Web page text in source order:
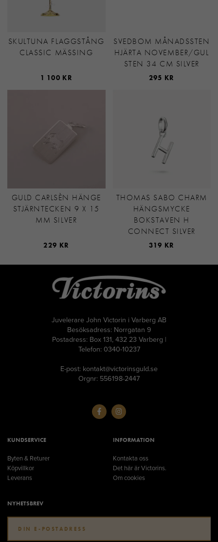
SKULTUNA FLAGGSTÅNG
CLASSIC MÄSSING
1 100 KR
SVEDBOM MÅNADSSTEN
HJÄRTA NOVEMBER/GUL
STEN 34 CM SILVER
295 KR
GULD CARLSÈN HÄNGE
STJÄRNTECKEN 9 X 15
MM SILVER
229 KR
THOMAS SABO CHARM
HÄNGSMYCKE
BOKSTAVEN H
CONNECT SILVER
319 KR
Juvelerare John Victorin i Varberg AB
Besöksadress: Norrgatan 9
Postadress: Box 131, 432 23 Varberg |
Telefon: 0340-10237
E-post: kontakt@victorinsguld.se
Orgnr: 556198-2447
KUNDSERVICE
Byten & Returer
Köpvillkor
Leverans
INFORMATION
Kontakta oss
Det här är Victorins.
Om cookies
NYHETSBREV